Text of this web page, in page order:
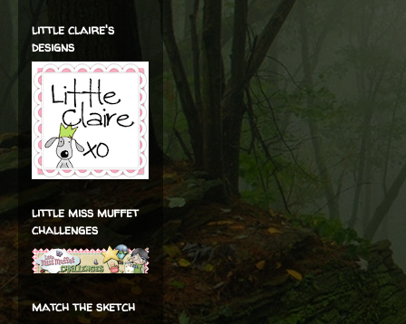
little claire's
designs
little miss muffet
challenges
match the sketch